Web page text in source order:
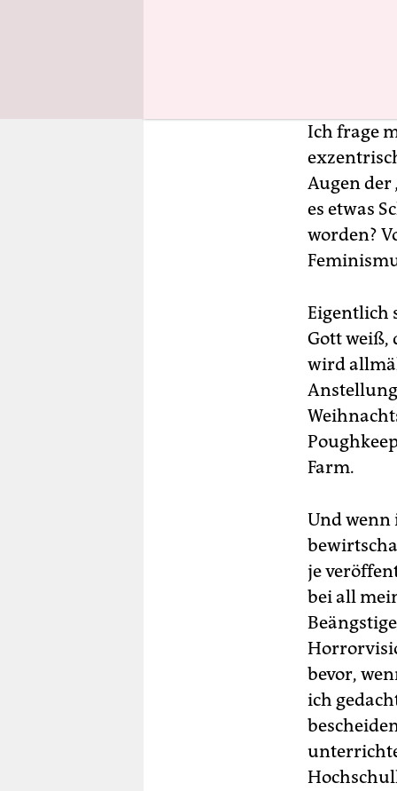
Ich frage
Augen der
es etwas
worden?
Eigentlich
Gott weiß,
wird
Farm.
Und wenn
je
bei all
bevor,
ich